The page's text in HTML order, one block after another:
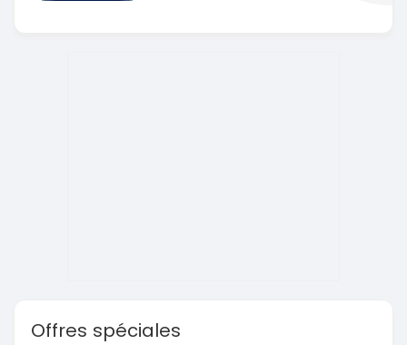
Offres spéciales